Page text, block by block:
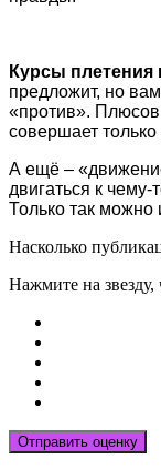
Курсы плетения
предложит, но
«против».
совершает только
А ещё –
двигаться к
Только так можно
Насколько
Нажмите на
Отправить оценку